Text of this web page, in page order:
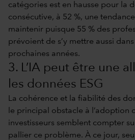
catégories est en hausse pour la
consécutive, à 52 %, une
maintenir puisque 55 % des
prévoient de s’y mettre aussi
prochaines années.
3. L’IA peut être une
les données ESG
La cohérence et la fiabilité des
le principal obstacle à l’adoption
investisseurs semblent compter
pallier ce problème. À ce jour,